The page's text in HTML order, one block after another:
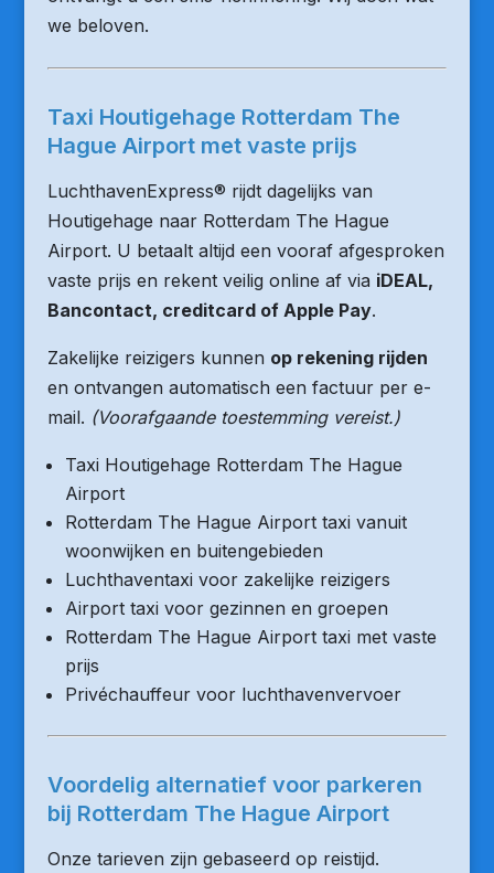
we beloven.
Taxi Houtigehage Rotterdam The
Hague Airport met vaste prijs
LuchthavenExpress® rijdt dagelijks van
Houtigehage naar Rotterdam The Hague
Airport. U betaalt altijd een vooraf afgesproken
vaste prijs en rekent veilig online af via iDEAL,
Bancontact, creditcard of Apple Pay.
Zakelijke reizigers kunnen op rekening rijden
en ontvangen automatisch een factuur per e-
mail. (Voorafgaande toestemming vereist.)
Taxi Houtigehage Rotterdam The Hague
Airport
Rotterdam The Hague Airport taxi vanuit
woonwijken en buitengebieden
Luchthaventaxi voor zakelijke reizigers
Airport taxi voor gezinnen en groepen
Rotterdam The Hague Airport taxi met vaste
prijs
Privéchauffeur voor luchthavenvervoer
Voordelig alternatief voor parkeren
bij Rotterdam The Hague Airport
Onze tarieven zijn gebaseerd op reistijd.